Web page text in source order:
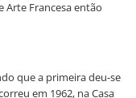
Arte Francesa então
que a primeira deu-se
em 1962, na Casa